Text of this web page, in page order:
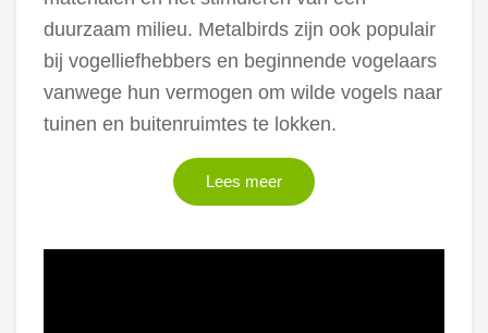
duurzaam milieu. Metalbirds zijn ook populair
bij vogelliefhebbers en beginnende vogelaars
vanwege hun vermogen om wilde vogels naar
tuinen en buitenruimtes te lokken.
Lees meer